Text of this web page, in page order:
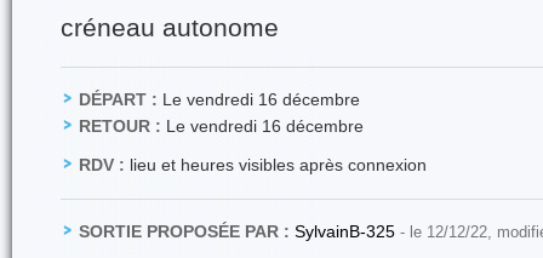
créneau autonome
DÉPART : Le vendredi 16 décembre
RETOUR : Le vendredi 16 décembre
RDV : lieu et heures visibles après connexion
SORTIE PROPOSÉE PAR : SylvainB-325 - le 12/12/22,